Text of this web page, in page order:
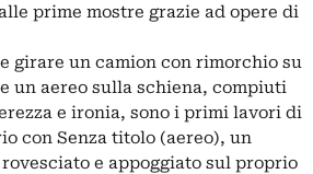
prime mostre grazie ad opere di
girare un camion con rimorchio su
un aereo sulla schiena, compiuti
e ironia, sono i primi lavori di
con Senza titolo (aereo), un
e appoggiato sul proprio